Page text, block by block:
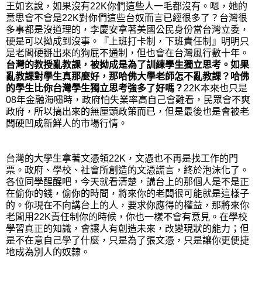
王如玄說，如果沒有22K你們這些人一毛都沒有 。嗯，她的
意思會不會是22K對你們這些台奴而言已經很多了？台灣很
多事都是沒道理的，李慶安拿著美國公民身份當台灣立委，
硬是可以拗成到沒事。『上班打卡制，下班責任制』明明只
是老闆硬掰出來的狗屁不通制，但也會在台灣風行數十年。
台灣的教授亂教課，被拗成是為了訓練學生獨立思考。如果
亂教課對學生真那麼好，那哈佛大學老師怎不亂教課？哈佛
的學生比你台灣學生獨立思考強多了好嗎？ 22K本來也只是
08年金融海嘯時，政府怕失業率高自己會難看，民眾會不爽
政府，所以搞出來的無厘頭政策而已，但是最後也是會被老
闆硬凹成新鮮人的市場行情。
台灣的大學生拿著文憑領22K，文憑也不再是找工作的門
票。政府、學校、社會所創造的文憑謊言，終於泡沫化了。
各位同學醒醒吧，今天就看清楚，講台上的那個人是不是正
在偷你的錢，偷你的時間，將來你的老闆很可能就是這樣子
的。你現在不向講台上的人，要求你應得的權益，那將來你
老闆用22K責任制你的時候，你也一樣不會有意見。在學校
學習真正的知識，會讓人有創造未來，改變現狀的能力；但
是不在意自己學了什麼，只是為了張文憑，只是讓你更便捷
地成為別人的奴隸。